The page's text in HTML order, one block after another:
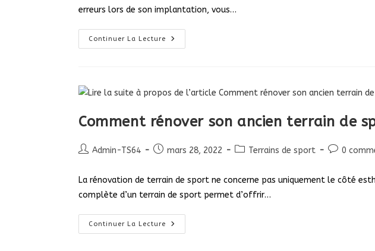
erreurs lors de son implantation, vous…
Continuer La Lecture
Comment
Réussir
De
Sport ?
Comment rénover son ancien terrain de
Auteur/autrice
la
Admin-TS64
Publication
mars 28, 2022
PostTerrains de sport
la
0
La rénovation de terrain de sport ne concerne pas uniquement le côté
complète d’un terrain de sport permet d’offrir…
Continuer La Lecture
Comment
Rénover